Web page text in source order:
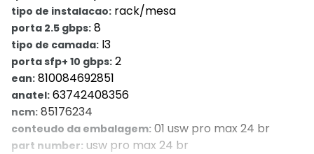
tipo de instalacao: rack/mesa
porta 2.5 gbps: 8
tipo de camada: l3
porta sfp+ 10 gbps: 2
ean: 810084692851
anatel: 63742408356
ncm: 85176234
conteudo da embalagem: 01 usw pro max 24 br
part number: usw pro max 24 br